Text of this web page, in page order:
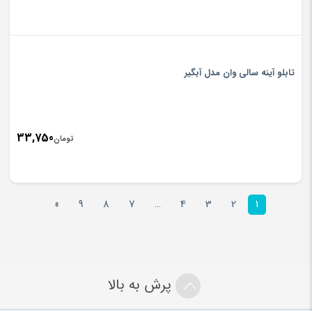
تابلو آینه سالی وان مدل آبگیر
تومان33,750
1
2
3
4
…
7
8
9
»
پرش به بالا